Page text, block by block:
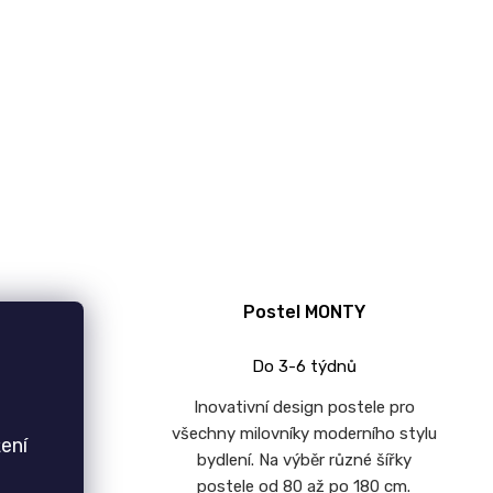
Postel MONTY
Do 3-6 týdnů
Inovativní design postele pro
všechny milovníky moderního stylu
bydlení. Na výběr různé šířky
postele od 80 až po 180 cm.